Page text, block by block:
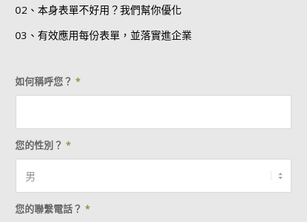
02、本身表單不好用？我們幫你優化
03、有效應用每份表單，並落實進企業
如何稱呼您？*
您的性別？*
您的聯繫電話？*